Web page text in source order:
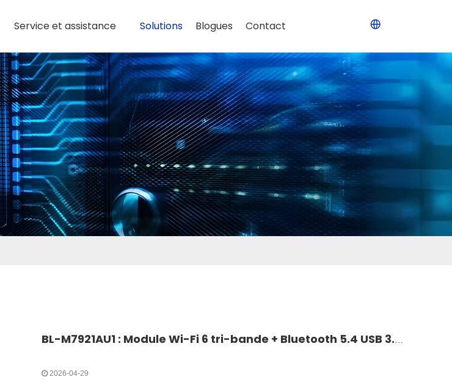
Service et assistance Solutions Blogues Contact
BL-M7921AU1 : Module Wi-Fi 6 tri-bande + Bluetooth 5.4 USB 3.0 | Solution sans fil haut débit pour les appareils IoT et industriels
2026-04-29